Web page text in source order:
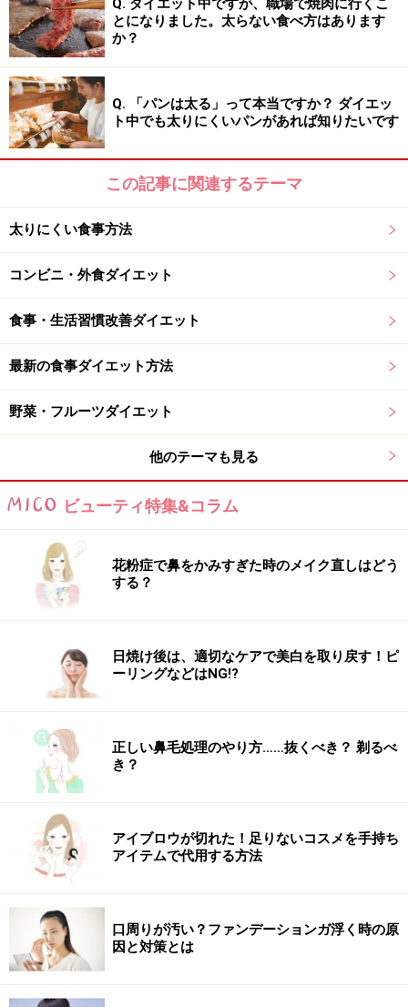
Q. ダイエット中ですが、職場で焼肉に行くこ
とになりました。太らない食べ方はあります
か？
Q. 「パンは太る」って本当ですか？ ダイエッ
ト中でも太りにくいパンがあれば知りたいです
この記事に関連するテーマ
太りにくい食事方法
コンビニ・外食ダイエット
食事・生活習慣改善ダイエット
最新の食事ダイエット方法
野菜・フルーツダイエット
他のテーマも見る
ビューティ特集&コラム
花粉症で鼻をかみすぎた時のメイク直しはどう
する？
日焼け後は、適切なケアで美白を取り戻す！ピ
ーリングなどはNG!?
正しい鼻毛処理のやり方……抜くべき？ 剃るべ
き？
アイブロウが切れた！足りないコスメを手持ち
アイテムで代用する方法
口周りが汚い？ファンデーションガ浮く時の原
因と対策とは